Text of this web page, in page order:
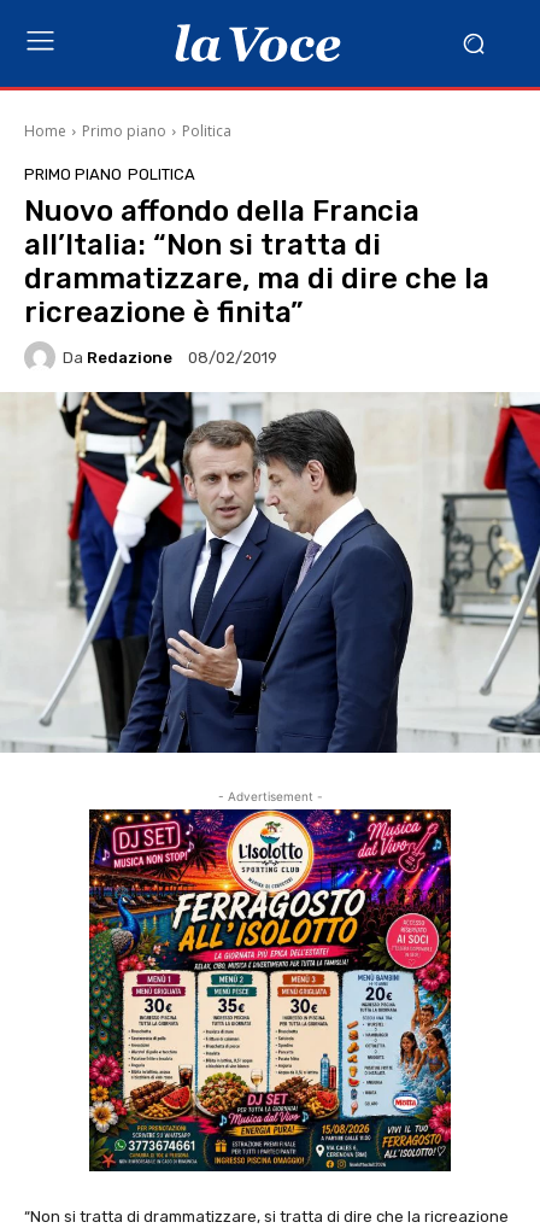
Home Primo piano Politica
PRIMO PIANO POLITICA
Nuovo affondo della Francia
all’Italia: “Non si tratta di
drammatizzare, ma di dire che la
ricreazione è finita”
Da Redazione 08/02/2019
- Advertisement -
“Non si tratta di drammatizzare, si tratta di dire che la ricreazione